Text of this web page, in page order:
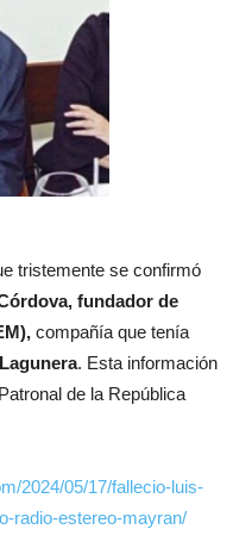
tristemente se confirmó
fundador de
compañía que tenía
. Esta información
de la República
2024/05/17/fallecio-luis-
radio-estereo-mayran/